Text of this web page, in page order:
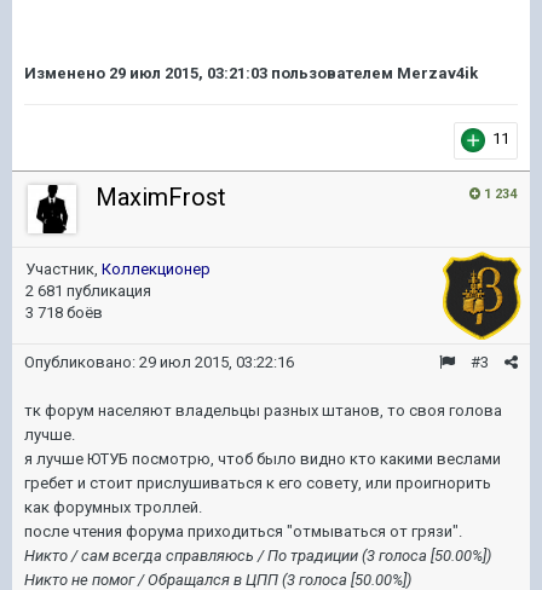
Изменено 29 июл 2015, 03:21:03 пользователем Merzav4ik
11
1 234
MaximFrost
Участник, Коллекционер
2 681 публикация
3 718 боёв
#3
Опубликовано: 29 июл 2015, 03:22:16
тк форум населяют владельцы разных штанов, то своя голова
лучше.
я лучше ЮТУБ посмотрю, чтоб было видно кто какими веслами
гребет и стоит прислушиваться к его совету, или проигнорить
как форумных троллей.
после чтения форума приходиться "отмываться от грязи".
Никто / сам всегда справляюсь / По традиции (3 голоса [50.00%])
Никто не помог / Обращался в ЦПП (3 голоса [50.00%])